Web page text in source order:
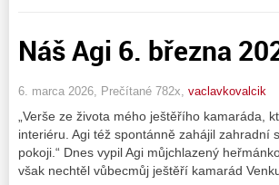
Náš Agi 6. března
6. marca 2026, Prečítané 782x, vaclavkovalcik
„Verše ze života mého ještěřího kamaráda,
interiéru. Agi též spontánně zahájil zahradní
pokoji.“ Dnes vypil Agi můjchlazený
však nechtěl vůbecmůj ještěří kamarád